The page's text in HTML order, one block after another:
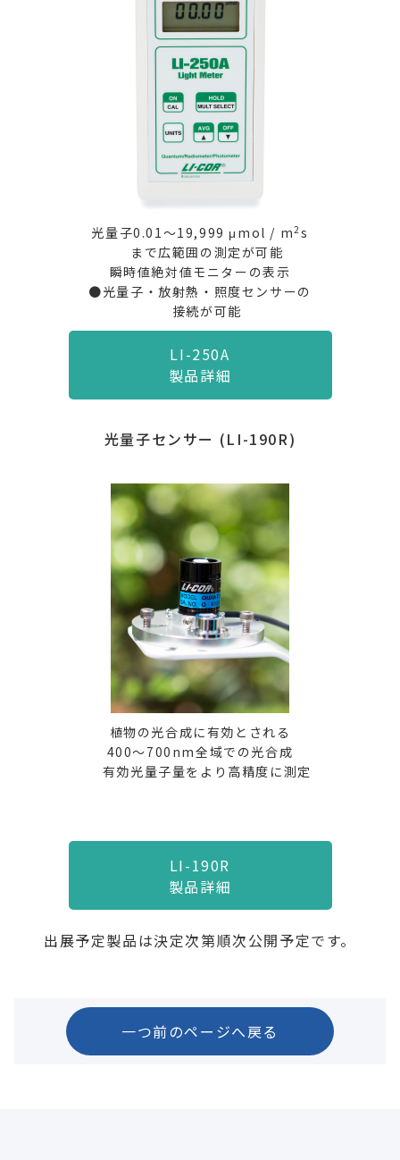
光量子0.01～19,999 μmol / m2 s
まで広範囲の測定が可能
瞬時値絶対値モニターの表示
●光量子・放射熱・照度センサーの
接続が可能
LI-250A
製品詳細
光量子センサー (LI-190R)
植物の光合成に有効とされる
400～700nm全域での光合成
有効光量子量をより高精度に測定
LI-190R
製品詳細
出展予定製品は決定次第順次公開予定です。
一つ前のページへ戻る